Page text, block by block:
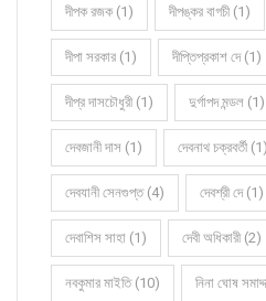
দীপক রজক (1) দীপঙ্কর বাগচী (1)
দীপা সরকার (1) দীপ্তিপ্রকাশ দে (1)
দীপ্র দাসচৌধুরী (1) দুর্গাপদ মন্ডল (1)
দেবজানী দাস (1) দেবনাথ চক্রবর্তী (1)
দেবযানী সেনগুপ্ত (4) দেবশ্রী দে (1)
দেবাশিস সাহা (1) দেবী অধিকারী (2)
নবকুমার মাইতি (10) নিনা ঘোষ